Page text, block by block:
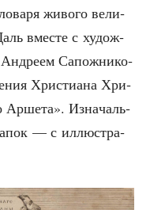
живо­го вели­
вме­сте с худож­
Андре­ем Сапож­ни­ко­
Хри­сти­а­на Хри­
Арше­та». Изна­чаль­
— с иллю­стра­